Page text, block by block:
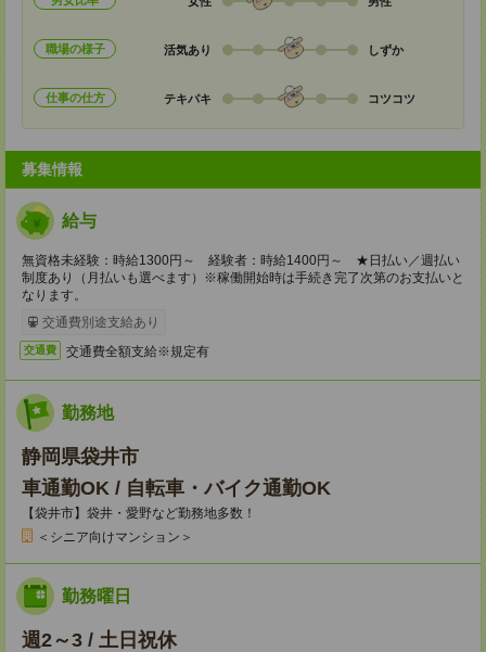
職場の様子 活気あり しずか
仕事の仕方 テキパキ コツコツ
募集情報
給与
無資格未経験：時給1300円～ 経験者：時給1400円～ ★日払い／週払い
制度あり（月払いも選べます）※稼働開始時は手続き完了次第のお支払いと
なります。
交通費別途支給あり
交通費 交通費全額支給※規定有
勤務地
静岡県袋井市
車通勤OK / 自転車・バイク通勤OK
【袋井市】袋井・愛野など勤務地多数！
＜シニア向けマンション＞
勤務曜日
週2～3 / 土日祝休